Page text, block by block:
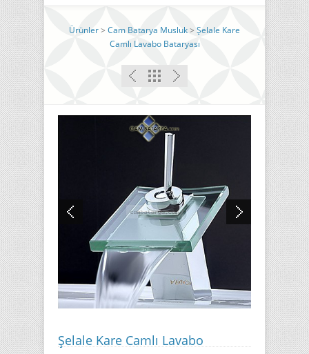
Ürünler> Cam Batarya Musluk> Şelale Kare
Camlı Lavabo Bataryası
Şelale Kare Camlı Lavabo